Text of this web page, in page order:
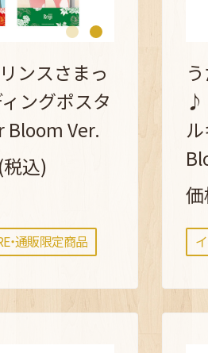
ンスさまっ
ングポスタ
Bloom Ver.
込)
・通販限定商品
♪